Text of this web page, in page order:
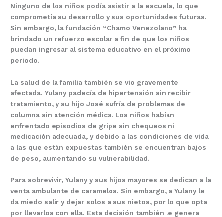
Ninguno de los niños podía asistir a la escuela, lo que
comprometía su desarrollo y sus oportunidades futuras.
Sin embargo, la fundación “Chamo Venezolano” ha
brindado un refuerzo escolar a fin de que los niños
puedan ingresar al sistema educativo en el próximo
periodo.
La salud de la familia también se vio gravemente
afectada. Yulany padecía de hipertensión sin recibir
tratamiento, y su hijo José sufría de problemas de
columna sin atención médica. Los niños habían
enfrentado episodios de gripe sin chequeos ni
medicación adecuada, y debido a las condiciones de vida
a las que están expuestas también se encuentran bajos
de peso, aumentando su vulnerabilidad.
Para sobrevivir, Yulany y sus hijos mayores se dedican a la
venta ambulante de caramelos. Sin embargo, a Yulany le
da miedo salir y dejar solos a sus nietos, por lo que opta
por llevarlos con ella. Esta decisión también le genera